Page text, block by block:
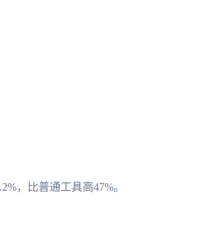
，比普通工具高47%。